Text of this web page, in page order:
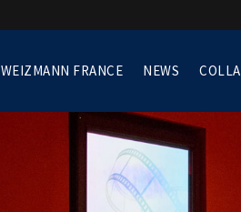
WEIZMANN FRANCE NEWS